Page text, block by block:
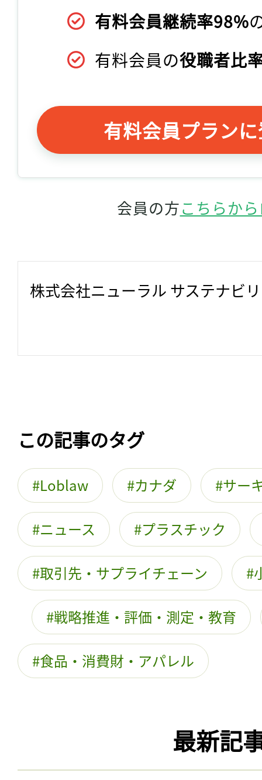
有料会員継続率98%
有料会員の役職者比
有料会員プラン
会員の方こちらか
株式会社ニューラル サステナビ
この記事のタグ
Loblaw カナダ サー
ニュース プラスチック
取引先・サプライチェーン
戦略推進・評価・測定・教育
食品・消費財・アパレル
最新記